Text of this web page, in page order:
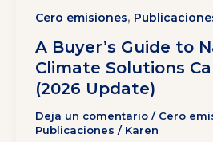
Cero emisiones,
A Buyer’s Guide to
Climate Solutions
(2026 Update)
Deja un comentario / Cero
Publicaciones / Karen